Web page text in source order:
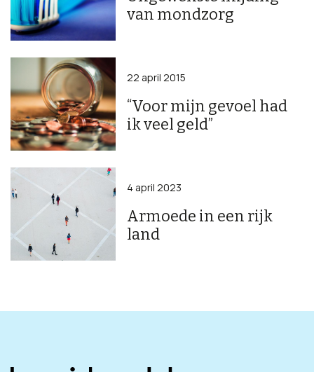
van mondzorg
“Voor mijn gevoel had
ik veel geld”
22 april 2015
Armoede in een rijk
land
4 april 2023